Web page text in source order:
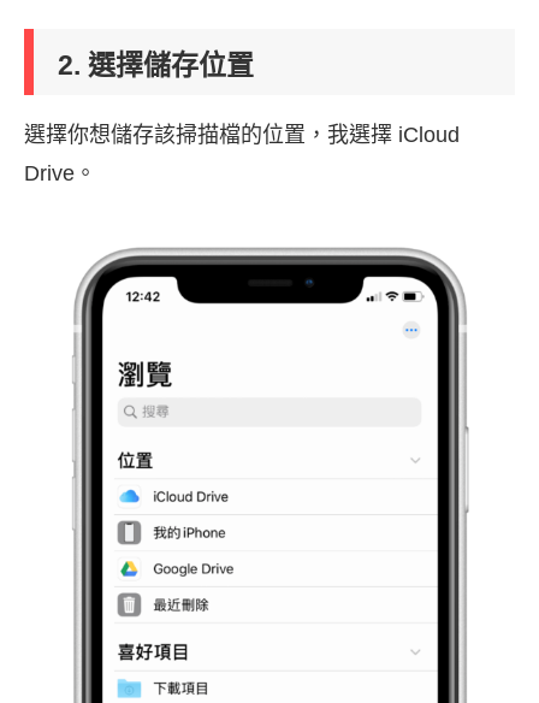
2. 選擇儲存位置
選擇你想儲存該掃描檔的位置，我選擇 iCloud
Drive。